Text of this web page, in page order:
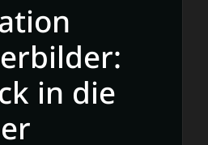
Eine
Reise
in
fantastische
Welten
in die